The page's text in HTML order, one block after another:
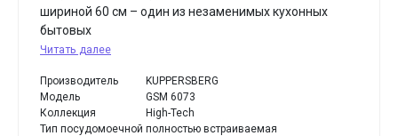
шириной 60 см – один из незаменимых кухонных
бытовых
Читать далее
Производитель
KUPPERSBERG
Модель
GSM 6073
Коллекция
High-Tech
Тип посудомоечной полностью встраиваемая